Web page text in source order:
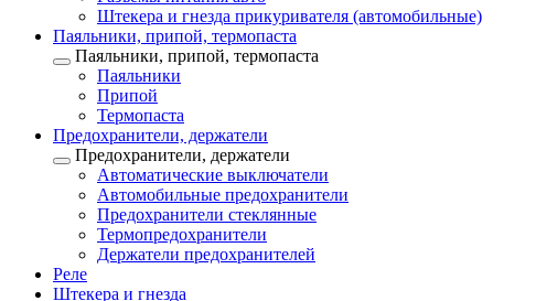
Штекера и гнезда прикуривателя (автомобильные)
Паяльники, припой, термопаста
Паяльники, припой, термопаста
Паяльники
Припой
Термопаста
Предохранители, держатели
Предохранители, держатели
Автоматические выключатели
Автомобильные предохранители
Предохранители стеклянные
Термопредохранители
Держатели предохранителей
Реле
Штекера и гнезда